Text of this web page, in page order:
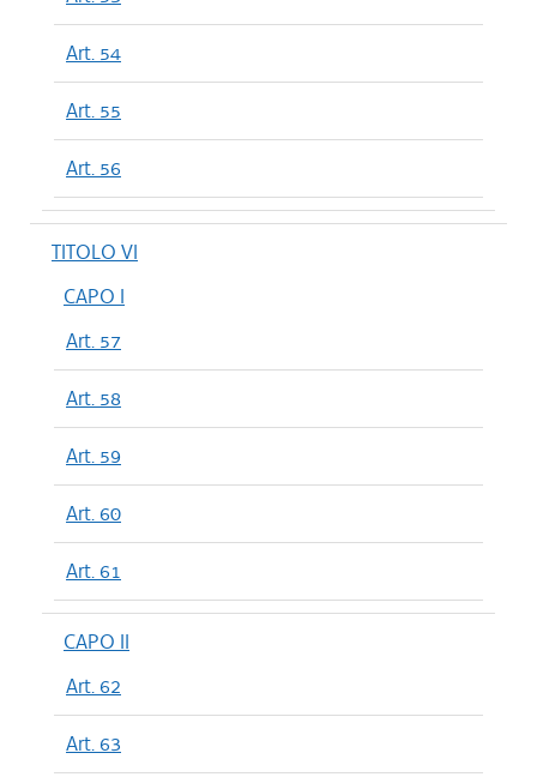
Art. 54
Art. 55
Art. 56
TITOLO VI
CAPO I
Art. 57
Art. 58
Art. 59
Art. 60
Art. 61
CAPO II
Art. 62
Art. 63